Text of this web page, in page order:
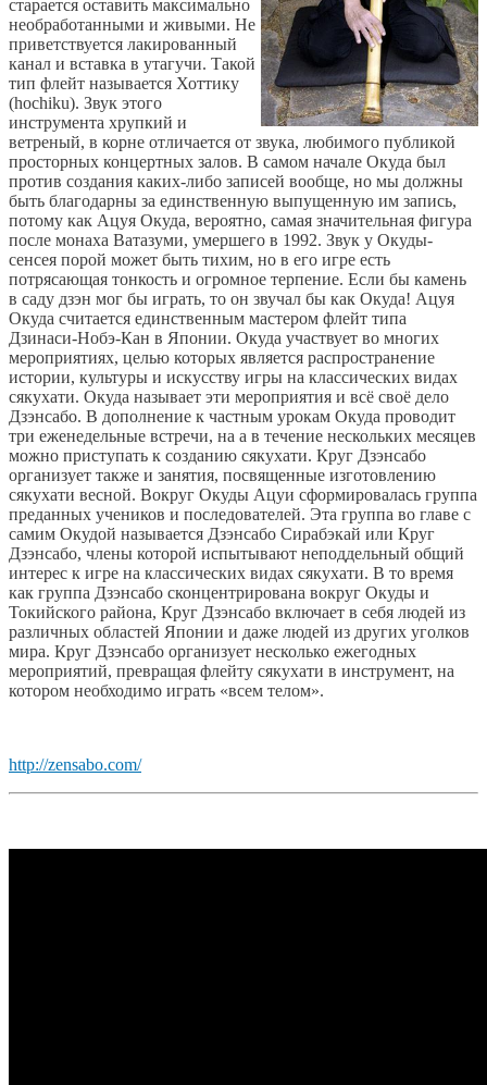
старается оставить максимально
необработанными и живыми. Не
приветствуется лакированный
канал и вставка в утагучи. Такой
тип флейт называется Хоттику
(hochiku). Звук этого
инструмента хрупкий и
ветреный, в корне отличается от звука, любимого публикой
просторных концертных залов. В самом начале Окуда был
против создания каких-либо записей вообще, но мы должны
быть благодарны за единственную выпущенную им запись,
потому как Ацуя Окуда, вероятно, самая значительная фигура
после монаха Ватазуми, умершего в 1992. Звук у Окуды-
сенсея порой может быть тихим, но в его игре есть
потрясающая тонкость и огромное терпение. Если бы камень
в саду дзэн мог бы играть, то он звучал бы как Окуда! Ацуя
Окуда считается единственным мастером флейт типа
Дзинаси-Нобэ-Кан в Японии. Окуда участвует во многих
мероприятиях, целью которых является распространение
истории, культуры и искусству игры на классических видах
сякухати. Окуда называет эти мероприятия и всё своё дело
Дзэнсабо. В дополнение к частным урокам Окуда проводит
три еженедельные встречи, на а в течение нескольких месяцев
можно приступать к созданию сякухати. Круг Дзэнсабо
организует также и занятия, посвященные изготовлению
сякухати весной. Вокруг Окуды Ацуи сформировалась группа
преданных учеников и последователей. Эта группа во главе с
самим Окудой называется Дзэнсабо Сирабэкай или Круг
Дзэнсабо, члены которой испытывают неподдельный общий
интерес к игре на классических видах сякухати. В то время
как группа Дзэнсабо сконцентрирована вокруг Окуды и
Токийского района, Круг Дзэнсабо включает в себя людей из
различных областей Японии и даже людей из других уголков
мира. Круг Дзэнсабо организует несколько ежегодных
мероприятий, превращая флейту сякухати в инструмент, на
котором необходимо играть «всем телом».
http://zensabo.com/